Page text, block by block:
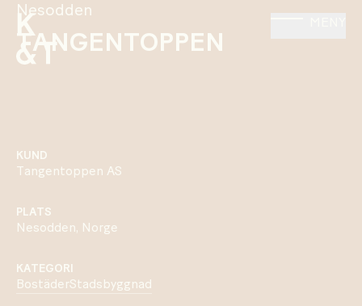
Nesodden
TANGENTOPPEN
KUND
Tangentoppen AS
PLATS
Nesodden, Norge
KATEGORI
BostäderStadsbyggnad